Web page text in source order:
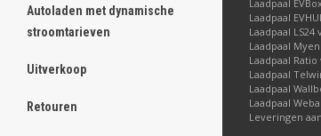
Autoladen met dynamische
stroomtarieven
Uitverkoop
Retouren
Laadpaal
Laadpaal
Laadpaal LS24
Laadpaal
Laadpaal
Laadpaal
Laadpaal
Laadpaal
Leveringen